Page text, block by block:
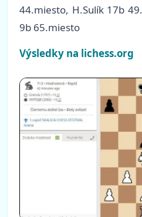
44.miesto, H.Sulík 17b
9b 65.miesto
Výsledky na lichess.org